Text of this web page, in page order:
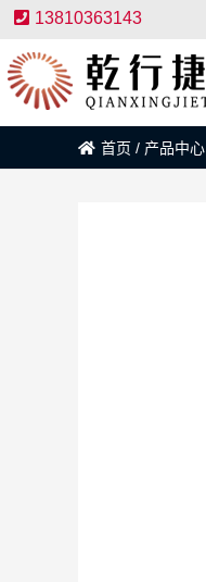
13810363143
首页 / 产品中心